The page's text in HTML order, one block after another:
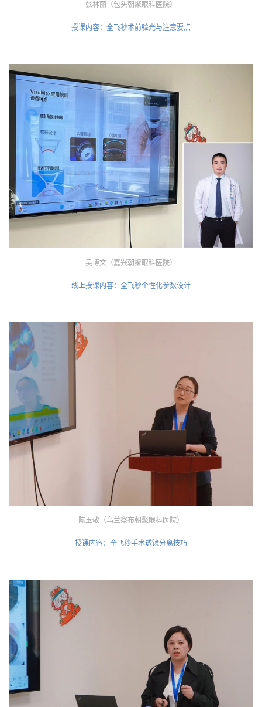
张林丽（包头朝聚眼科医院）
授课内容：全飞秒术前验光与注意要点
吴博文（嘉兴朝聚眼科医院）
线上授课内容：全飞秒个性化参数设计
陈玉敬（乌兰察布朝聚眼科医院）
授课内容：全飞秒手术透镜分离技巧